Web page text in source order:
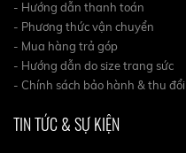
- Hướng dẫn thanh toán
- Phương thức vận chuyển
- Mua hàng trả góp
- Hướng dẫn do size trang sức
- Chính sách bảo hành & thu đổi
TIN TỨC & SỰ KIỆN